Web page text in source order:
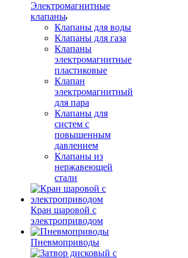
Электромагнитные
клапаны
Клапаны для воды
Клапаны для газа
Клапаны
электромагнитные
пластиковые
Клапан
электромагнитный
для пара
Клапаны для
систем с
повышенным
давлением
Клапаны из
нержавеющей
стали
Кран шаровой с
электроприводом
Пневмоприводы